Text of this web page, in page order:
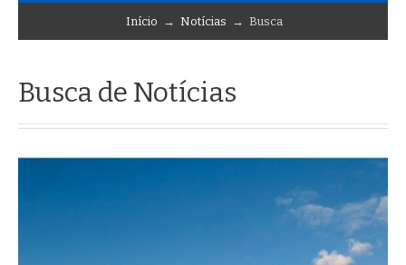
Início → Notícias → Busca
Busca de Notícias